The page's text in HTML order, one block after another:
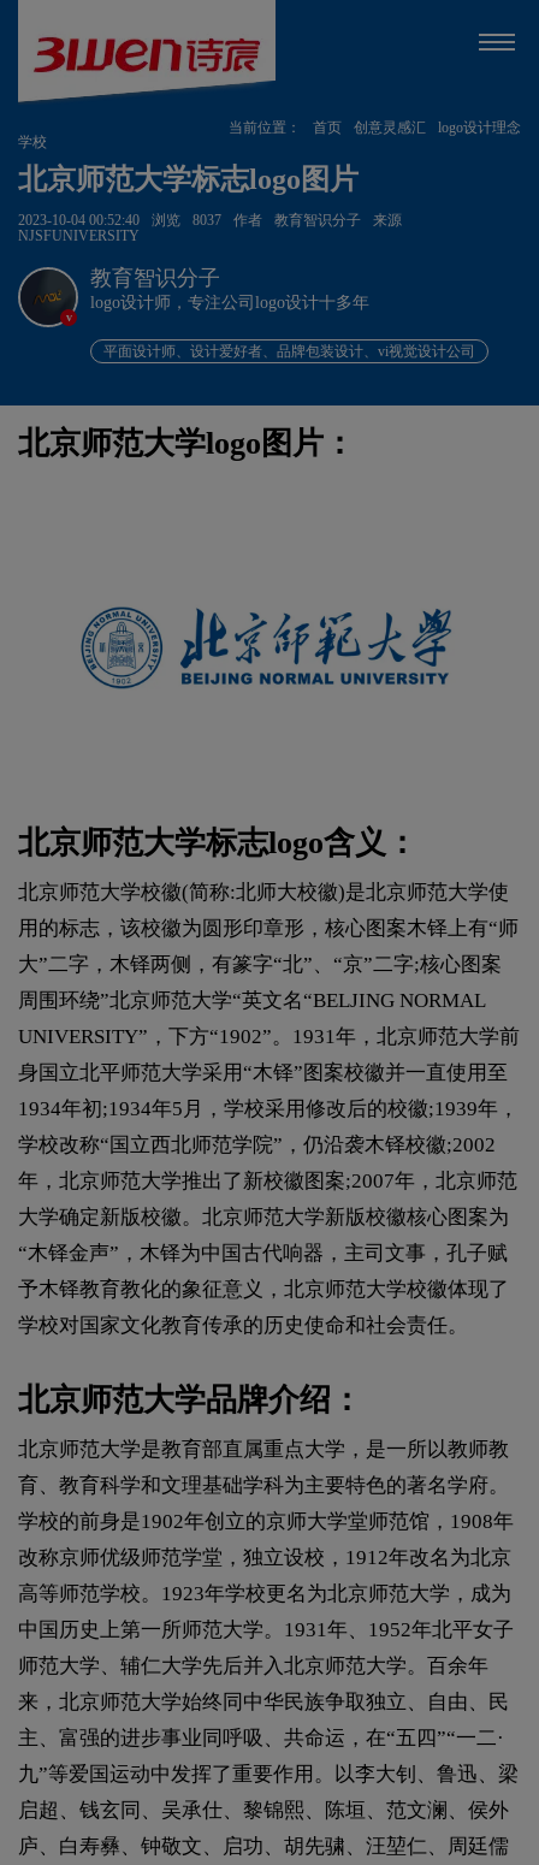
当前位置： 首页 创意灵感汇
logo设计理念
学校
北京师范大学标志logo图片
2023-10-04 00:52:40 浏览 8037 作者 教育智识分子
来源
NJSFUNIVERSITY
v
教育智识分子
logo设计师，专注公司logo设计十多年
平面设计师、设计爱好者、品牌包装设计、vi视觉设计公司
北京师范大学logo图片：
北京师范大学标志logo含义：
北京师范大学校徽(简称:北师大校徽)是北京师范大学使
用的标志，该校徽为圆形印章形，核心图案木铎上有“师
大”二字，木铎两侧，有篆字“北”、“京”二字;核心图案
周围环绕”北京师范大学“英文名“BELJING NORMAL
UNIVERSITY”，下方“1902”。1931年，北京师范大学前
身国立北平师范大学采用“木铎”图案校徽并一直使用至
1934年初;1934年5月，学校采用修改后的校徽;1939年，
学校改称“国立西北师范学院”，仍沿袭木铎校徽;2002
年，北京师范大学推出了新校徽图案;2007年，北京师范
大学确定新版校徽。北京师范大学新版校徽核心图案为
“木铎金声”，木铎为中国古代响器，主司文事，孔子赋
予木铎教育教化的象征意义，北京师范大学校徽体现了
学校对国家文化教育传承的历史使命和社会责任。
北京师范大学品牌介绍：
北京师范大学是教育部直属重点大学，是一所以教师教
育、教育科学和文理基础学科为主要特色的著名学府。
学校的前身是1902年创立的京师大学堂师范馆，1908年
改称京师优级师范学堂，独立设校，1912年改名为北京
高等师范学校。1923年学校更名为北京师范大学，成为
中国历史上第一所师范大学。1931年、1952年北平女子
师范大学、辅仁大学先后并入北京师范大学。百余年
来，北京师范大学始终同中华民族争取独立、自由、民
主、富强的进步事业同呼吸、共命运，在“五四”“一二·
九”等爱国运动中发挥了重要作用。以李大钊、鲁迅、梁
启超、钱玄同、吴承仕、黎锦熙、陈垣、范文澜、侯外
庐、白寿彝、钟敬文、启功、胡先骕、汪堃仁、周廷儒